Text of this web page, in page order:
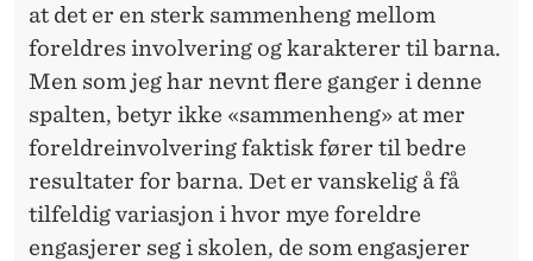
at det er en sterk sammenheng mellom
foreldres involvering og karakterer til barna.
Men som jeg har nevnt flere ganger i denne
spalten, betyr ikke «sammenheng» at mer
foreldreinvolvering faktisk fører til bedre
resultater for barna. Det er vanskelig å få
tilfeldig variasjon i hvor mye foreldre
engasjerer seg i skolen, de som engasjerer